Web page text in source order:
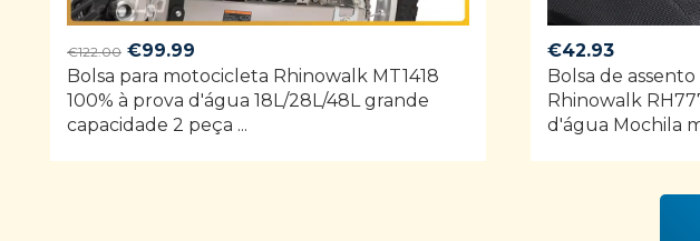
€122.00 Original
price
was:
€122.00.
€99.99
price
is:
€99.99.
Bolsa para motocicleta Rhinowalk MT1418
100% à prova d'água 18L/28L/48L grande
capacidade 2 peça ...
€42.93
Bolsa de
Rhinowalk
d'água Mochila